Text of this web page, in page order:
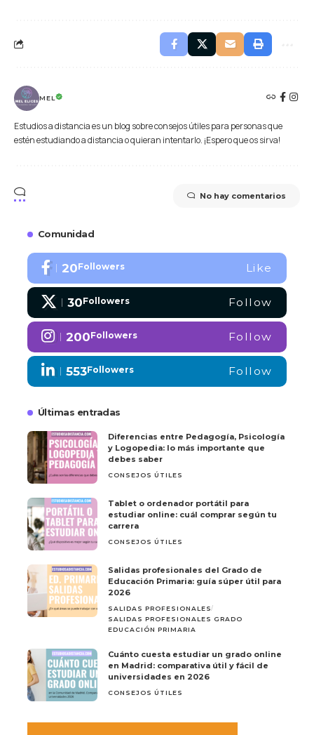
MEL
Estudios a distancia es un blog sobre consejos útiles para personas que
estén estudiando a distancia o quieran intentarlo. ¡Espero que os sirva!
No hay comentarios
Comunidad
20Followers Like
30Followers Follow
200Followers Follow
553Followers Follow
Últimas entradas
Diferencias entre Pedagogía, Psicología
y Logopedia: lo más importante que
debes saber
CONSEJOS ÚTILES
Tablet o ordenador portátil para
estudiar online: cuál comprar según tu
carrera
CONSEJOS ÚTILES
Salidas profesionales del Grado de
Educación Primaria: guía súper útil para
2026
SALIDAS PROFESIONALES
SALIDAS PROFESIONALES GRADO
EDUCACIÓN PRIMARIA
Cuánto cuesta estudiar un grado online
en Madrid: comparativa útil y fácil de
universidades en 2026
CONSEJOS ÚTILES